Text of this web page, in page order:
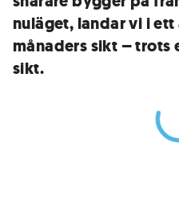
nuläget, landar vi i
månaders sikt – trots
sikt.